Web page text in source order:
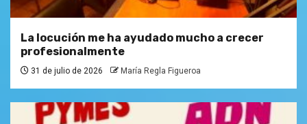
La locución me ha ayudado mucho a crecer
profesionalmente
31 de julio de 2026 María Regla Figueroa